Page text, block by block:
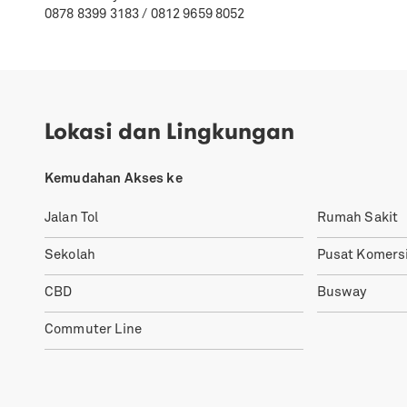
0878 8399 3183 / 0812 9659 8052
Lokasi dan Lingkungan
Kemudahan Akses ke
Jalan Tol Rumah Sakit
Sekolah Pusat
CBD Busway
Commuter Line